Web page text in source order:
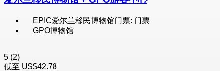
EPIC爱尔兰移民博物馆门票: 门票
GPO博物馆
5 (2)
低至 US$42.78